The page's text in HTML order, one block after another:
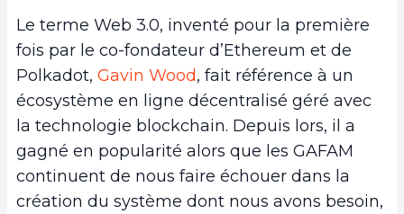
Le terme Web 3.0, inventé pour la première
fois par le co-fondateur d’Ethereum et de
Polkadot, Gavin Wood, fait référence à un
écosystème en ligne décentralisé géré avec
la technologie blockchain. Depuis lors, il a
gagné en popularité alors que les GAFAM
continuent de nous faire échouer dans la
création du système dont nous avons besoin,